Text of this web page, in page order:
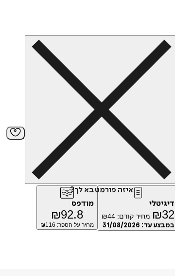
איזה פורמט בא לך?
דיגיטלי
₪32 מחיר קודם: ₪44
במבצע עד: 31/08/2026
מודפס
₪92.8
מחיר על הספר: ₪ 116